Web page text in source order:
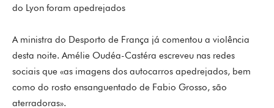
do Lyon foram apedrejados
A ministra do Desporto de França já comentou a violência
desta noite. Amélie Oudéa-Castéra escreveu nas redes
sociais que «as imagens dos autocarros apedrejados, bem
como do rosto ensanguentado de Fabio Grosso, são
aterradoras».